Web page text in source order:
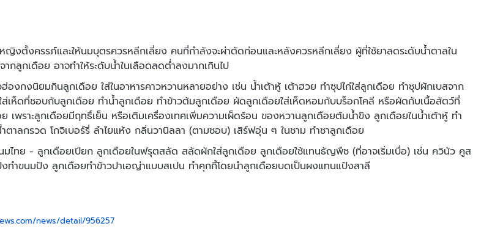
หญิงตั้งครรภ์และให้นมบุตรควรหลีกเลี่ยง คนที่กำลังจะผ่าตัดก่อนและหลังควรหลีกเลี่ยง ผู้ที่ใช้ยาลดระดับน้ำตาลใน
กลูกเดือย อาจทำให้ระดับน้ำในเลือดลดต่ำลงมากเกินไป
ฮ่องกงนิยมกินลูกเดือย ใส่ในอาหารคาวหวานหลายอย่าง เช่น น้ำเต้าหู้ เต้าฮวย ทำซุปไก่ใส่ลูกเดือย ทำซุปผักเบสจาก
ใส่เห็ดที่ชอบกับลูกเดือย ทำน้ำลูกเดือย ทำข้าวต้มลูกเดือย ผัดลูกเดือยใส่เห็ดหอมกับบร็อกโคลี หรือผัดกับเนื้อสัตว์ที่
เพราะลูกเดือยมีฤทธิ์เย็น หรือเติมเครื่องเทศเพิ่มความเผ็ดร้อน ของหวานลูกเดือยต้มน้ำขิง ลูกเดือยในน้ำเต้าหู้ ทำ
ตาลกรวด โกจิเบอร์รี่ ลำไยแห้ง กลิ่นวานิลลา (ตามชอบ) เสิร์ฟอุ่น ๆ ในชาม ทำชาลูกเดือย
มไทย - ลูกเดือยเปียก ลูกเดือยในฟรุตสลัด สลัดผักใส่ลูกเดือย ลูกเดือยใช้แทนธัญพืช (ที่อาจเริ่มเบื่อ) เช่น ควินัว คูส
ำขนมปัง ลูกเดือยทำข้าวปาเอญ่าแบบสเปน ทำคุกกี้โดยนำลูกเดือยบดเป็นผงแทนแป้งสาลี
news/detail/956257